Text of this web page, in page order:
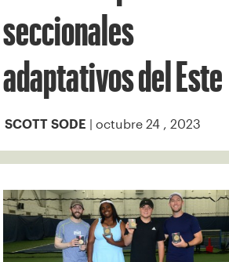
seccionales
adaptativos del Este
SCOTT SODE | octubre 24 , 2023